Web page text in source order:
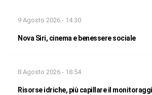
9 Agosto 2026 - 14:30
Nova Siri, cinema e benessere sociale
8 Agosto 2026 - 18:54
Risorse idriche, più capillare il